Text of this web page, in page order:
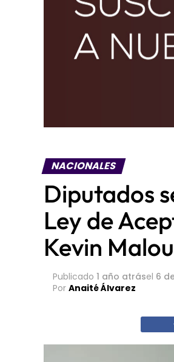
Diputados
Ley de
Kevin
Publicado 1 año atrásel 6
Por Anaité Álvarez